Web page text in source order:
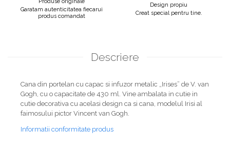
Garatam autenticitatea fiecarui
produs comandat
Design propiu
Creat special pentru tine.
Descriere
Cana din portelan cu capac si infuzor metalic „Irises” de V. van
Gogh, cu o capacitate de 430 ml. Vine ambalata in cutie in
cutie decorativa cu acelasi design ca si cana, modelul Irisi al
faimosului pictor Vincent van Gogh.
Informatii conformitate produs